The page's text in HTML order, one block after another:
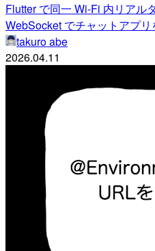
Flutter で同一 Wi-Fi 内リアル
WebSocket でチャットアプリ
takuro abe
2026.04.11